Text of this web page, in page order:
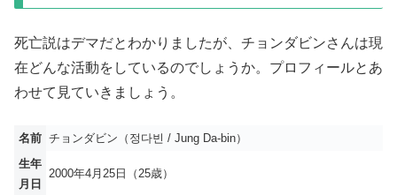
死亡説はデマだとわかりましたが、チョンダビンさんは現
在どんな活動をしているのでしょうか。プロフィールとあ
わせて見ていきましょう。
名前 チョンダビン（정다빈 / Jung Da-bin）
生年
月日
2000年4月25日（25歳）